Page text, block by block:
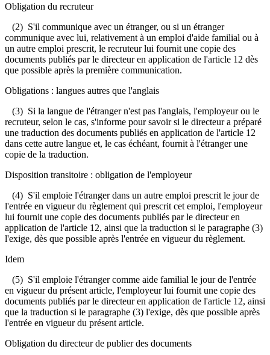
Obligation du recruteur
(2) S'il communique avec un étranger, ou si un étranger
communique avec lui, relativement à un emploi d'aide familial ou à
un autre emploi prescrit, le recruteur lui fournit une copie des
documents publiés par le directeur en application de l'article 12 dès
que possible après la première communication.
Obligations : langues autres que l'anglais
(3) Si la langue de l'étranger n'est pas l'anglais, l'employeur ou le
recruteur, selon le cas, s'informe pour savoir si le directeur a préparé
une traduction des documents publiés en application de l'article 12
dans cette autre langue et, le cas échéant, fournit à l'étranger une
copie de la traduction.
Disposition transitoire : obligation de l'employeur
(4) S'il emploie l'étranger dans un autre emploi prescrit le jour de
l'entrée en vigueur du règlement qui prescrit cet emploi, l'employeur
lui fournit une copie des documents publiés par le directeur en
application de l'article 12, ainsi que la traduction si le paragraphe (3)
l'exige, dès que possible après l'entrée en vigueur du règlement.
Idem
(5) S'il emploie l'étranger comme aide familial le jour de l'entrée
en vigueur du présent article, l'employeur lui fournit une copie des
documents publiés par le directeur en application de l'article 12, ainsi
que la traduction si le paragraphe (3) l'exige, dès que possible après
l'entrée en vigueur du présent article.
Obligation du directeur de publier des documents